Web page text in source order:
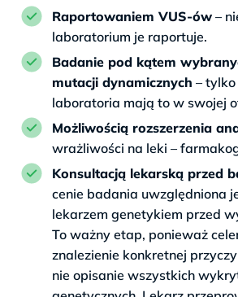
Raportowaniem VUS-ów –
laboratorium je raportuje.
Badanie pod kątem
mutacji dynamicznych – tylko
laboratoria mają to w swojej
Możliwością rozszerzenia
wrażliwości na leki –
Konsultacją lekarską przed
cenie badania uwzględniona
lekarzem genetykiem przed
To ważny etap, ponieważ
znalezienie konkretnej
nie opisanie wszystkich